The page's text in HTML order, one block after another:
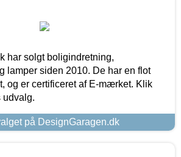
har solgt boligindretning,
lamper siden 2010. De har en flot
og er certificeret af E-mærket. Klik
udvalg.
på DesignGaragen.dk